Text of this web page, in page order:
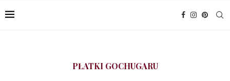
PŁATKI GOCHUGARU